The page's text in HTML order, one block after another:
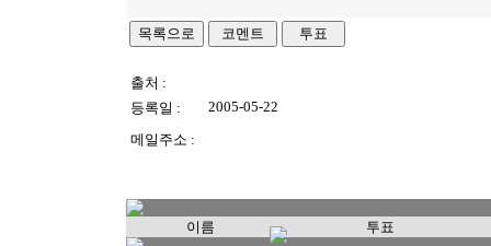
출처 :
등록일 :
2005-05-22
메일주소 :
이름 투표